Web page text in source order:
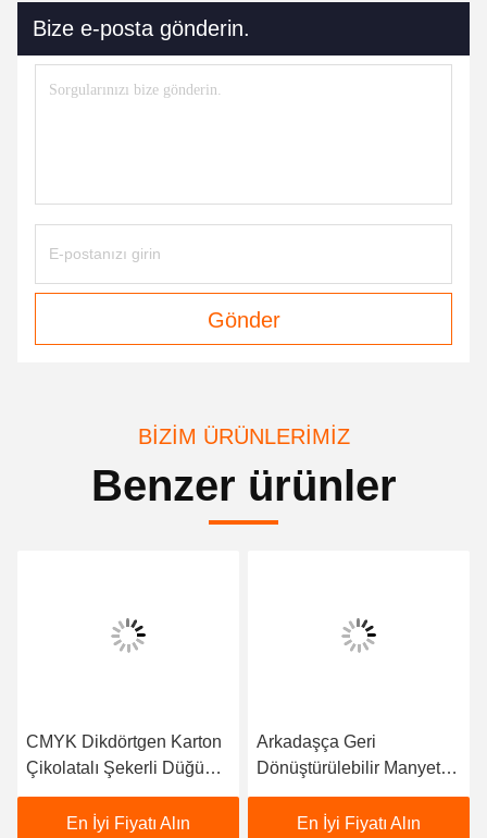
Bize e-posta gönderin.
Gönder
BIZIM ÜRÜNLERIMIZ
Benzer ürünler
CMYK Dikdörtgen Karton
Çikolatalı Şekerli Düğün
Katlama Paket Kutusu
Geri Dönüştürülebilir Şık
En İyi Fiyatı Alın
Arkadaşça Geri
Dönüştürülebilir Manyetik
Flip Kapak Çiçek Kutusu
Parlak veya Mat
En İyi Fiyatı Alın